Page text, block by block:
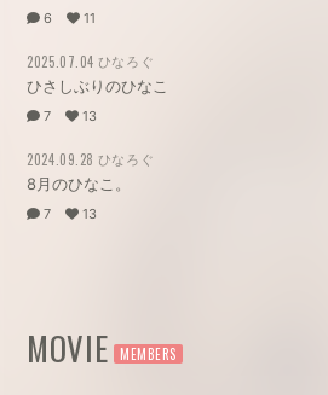
6 11
2025.07.04 ひなろぐ
ひさしぶりのひなこ
7 13
2024.09.28 ひなろぐ
8月のひなこ。
7 13
MOVIE